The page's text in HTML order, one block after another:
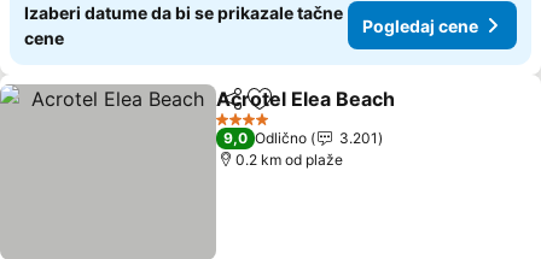
Izaberi datume da bi se prikazale tačne
cene
Pogledaj cene
Deli Dodati u favorite
Acrotel Elea Beach
4 Zvezdice
9,0 Odlično
3.201
0.2 km od plaže